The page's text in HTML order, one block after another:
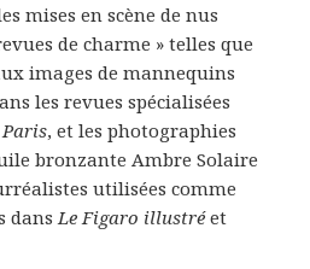
mises en scène de nus
de charme » telles que
images de mannequins
les revues spécialisées
, et les photographies
bronzante Ambre Solaire
utilisées comme
dans Le Figaro illustréet